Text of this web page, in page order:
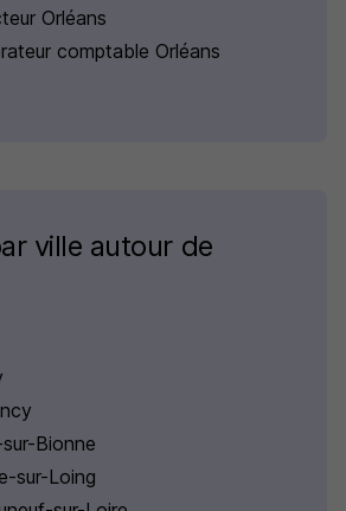
Orléans
comptable Orléans
ville autour de
Bionne
sur-Loing